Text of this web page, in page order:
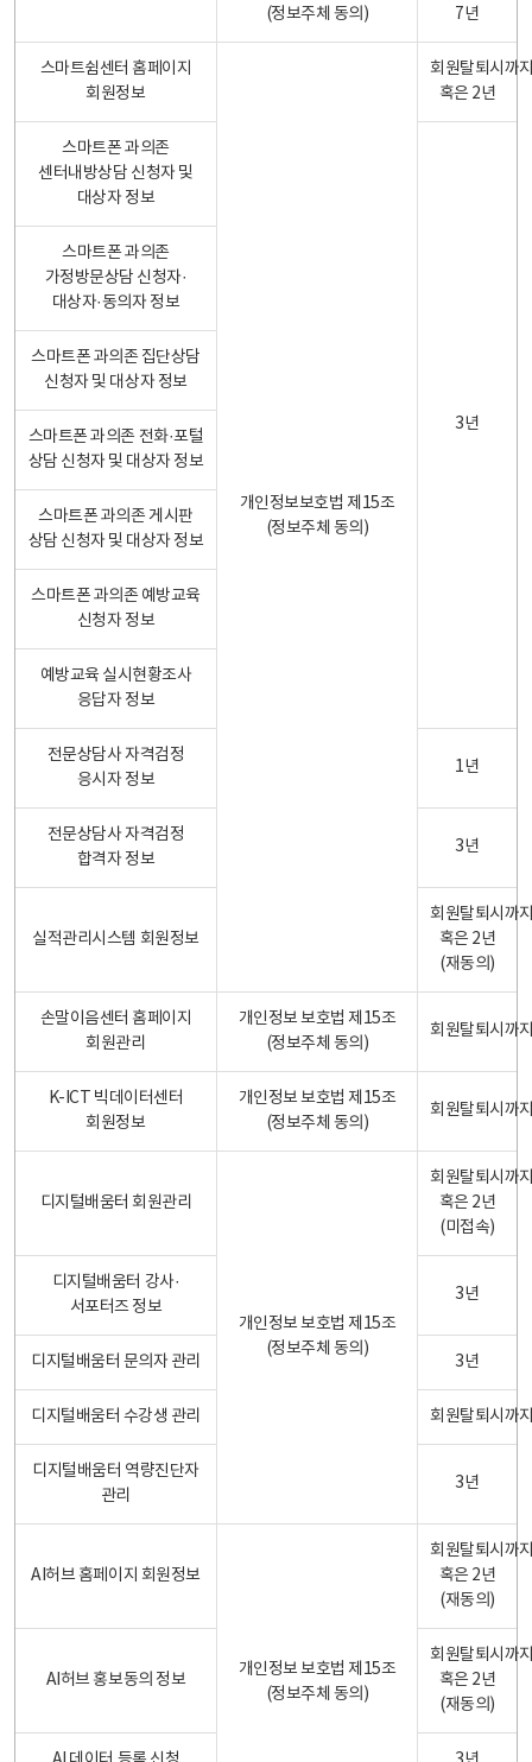
(정보주체 동의)
7년
스마트쉼센터 홈페이지
회원정보
개인정보보호법 제15조
(정보주체 동의)
회원탈퇴시까
혹은 2년
스마트폰 과의존
센터내방상담 신청자 및
대상자 정보
3년
스마트폰 과의존
가정방문상담 신청자·
대상자·동의자 정보
스마트폰 과의존 집단상담
신청자 및 대상자 정보
스마트폰 과의존 전화·포털
상담 신청자 및 대상자 정보
스마트폰 과의존 게시판
상담 신청자 및 대상자 정보
스마트폰 과의존 예방교육
신청자 정보
예방교육 실시현황조사
응답자 정보
전문상담사 자격검정
응시자 정보
1년
전문상담사 자격검정
합격자 정보
3년
실적관리시스템 회원정보
회원탈퇴시까
혹은 2년
(재동의)
손말이음센터 홈페이지
회원관리
개인정보 보호법 제15조
(정보주체 동의)
회원탈퇴시까
K-ICT 빅데이터센터
회원정보
개인정보 보호법 제15조
(정보주체 동의)
회원탈퇴시까
디지털배움터 회원관리
개인정보 보호법 제15조
(정보주체 동의)
회원탈퇴시까
혹은 2년
(미접속)
디지털배움터 강사·
서포터즈 정보
3년
디지털배움터 문의자 관리 3년
디지털배움터 수강생 관리 회원탈퇴시까
디지털배움터 역량진단자
관리
3년
AI허브 홈페이지 회원정보
개인정보 보호법 제15조
(정보주체 동의)
회원탈퇴시까
혹은 2년
(재동의)
AI허브 홍보동의 정보
회원탈퇴시까
혹은 2년
(재동의)